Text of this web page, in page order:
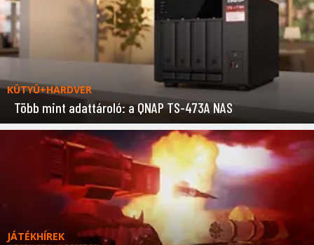
KÜTYÜ+HARDVER
Több mint adattároló: a QNAP TS-473A NAS
JÁTÉKHÍREK